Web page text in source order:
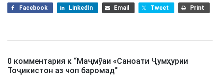
Facebook LinkedIn Email Tweet Print
0 комментария к “Маҷмӯаи «Саноати Ҷумҳурии
Тоҷикистон аз чоп баромад”